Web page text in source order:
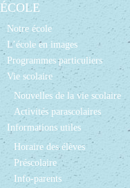
ÉCOLE
Notre école
L’école en images
Programmes particuliers
Vie scolaire
Nouvelles de la vie scolaire
Activités parascolaires
Informations utiles
Horaire des élèves
Préscolaire
Info-parents